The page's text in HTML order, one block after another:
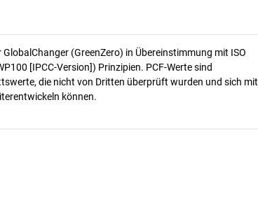
(GreenZero) in Übereinstimmung mit ISO
[IPCC-Version]) Prinzipien. PCF-Werte sind
die nicht von Dritten überprüft wurden und sich mit
können.